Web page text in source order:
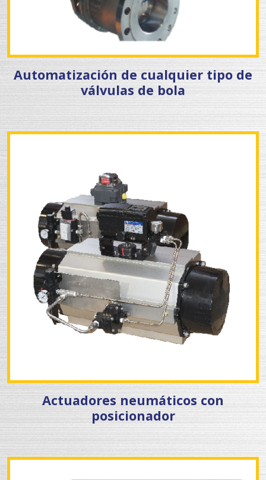
Automatización de cualquier tipo de
válvulas de bola
Actuadores neumáticos con
posicionador